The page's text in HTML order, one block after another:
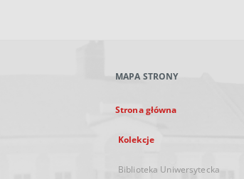
MAPA STRONY
Strona główna
Kolekcje
Biblioteka Uniwersytecka